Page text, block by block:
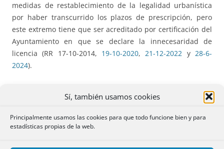
Sí, también usamos cookies
Principalmente usamos las cookies para que todo funcione bien y para
estadísticas propias de la web.
medidas de restablecimiento de la legalidad urbanística
por haber transcurrido los plazos de prescripción, pero
este extremo tiene que ser acreditado por certificación del
Ayuntamiento en que se declare la innecesaridad de
licencia (RR 17-10-2014, 19-10-2020,21-12-2022 y28-6-
2024).
: El planteamiento general de la resolución
sigue la línea marcada en los últimos años por el Centro
Directivo, pero en este caso existe una particularidad: en la
declaración de obra por antigüedad ya se expresó que en